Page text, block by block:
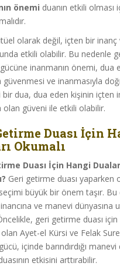
önemi duanın etkili olması
olarak değil, içten bir
etkili olabilir. Bu nedenle
gücüne inanmanın önemi, dua
güvenmesi ve inanmasıyla
bir dua, dua eden kişinin içten
olan güveni ile etkili olabilir.
Duası İçin
Okumalı
Duası İçin Hangi
Geri getirme duası yaparken
büyük bir önem taşır. Bu
ve manevi dünyasına
geri getirme duası
olan Ayet-el Kürsi ve Felak
içinde barındırdığı
etkisini arttırabilir.